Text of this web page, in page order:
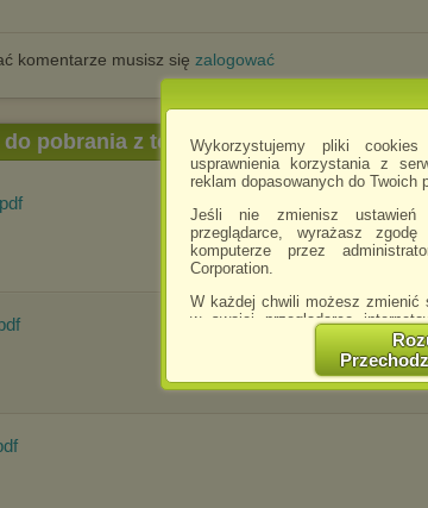
Wykorzystujemy pliki
usprawnienia korzystania z
reklam dopasowanych do Twoich
Jeśli nie zmienisz ustawień
przeglądarce, wyrażasz
komputerze przez
Corporation.
W każdej chwili możesz zmienić
w swojej przeglądarce
http://
Jednocześnie informujemy że
spowodować ograniczenie
komentarze musisz się zalogować
pobrania z tego chomika